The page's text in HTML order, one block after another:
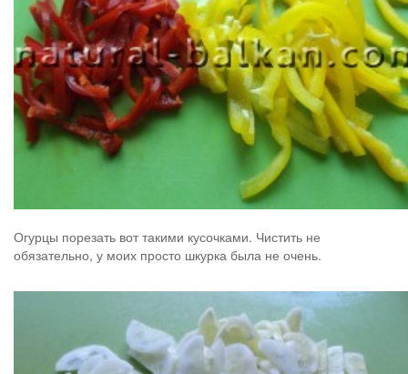
Огурцы порезать вот такими кусочками. Чистить не
обязательно, у моих просто шкурка была не очень.